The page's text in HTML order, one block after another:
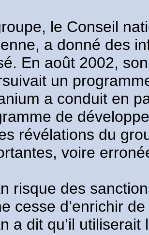
le Conseil
a donné des
En août 2002,
un
a conduit en
de
révélations du
voire
risque des
cesse d’enrichir
a dit qu’il